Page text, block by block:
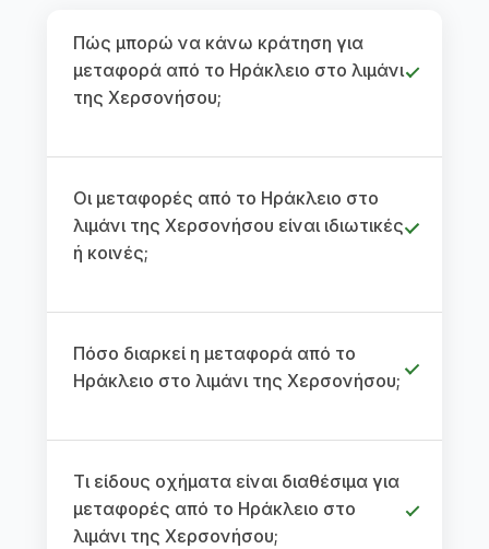
Πώς μπορώ να κάνω κράτηση για
μεταφορά από το Ηράκλειο στο λιμάνι
της Χερσονήσου;
Οι μεταφορές από το Ηράκλειο στο
λιμάνι της Χερσονήσου είναι ιδιωτικές
ή κοινές;
Πόσο διαρκεί η μεταφορά από το
Ηράκλειο στο λιμάνι της Χερσονήσου;
Τι είδους οχήματα είναι διαθέσιμα για
μεταφορές από το Ηράκλειο στο
λιμάνι της Χερσονήσου;